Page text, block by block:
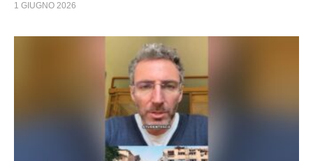
1 GIUGNO 2026